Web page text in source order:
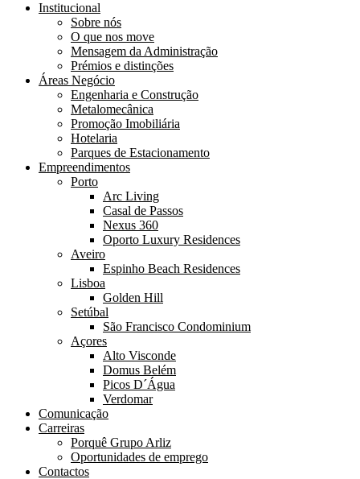
Institucional
Sobre nós
O que nos move
Mensagem da Administração
Prémios e distinções
Áreas Negócio
Engenharia e Construção
Metalomecânica
Promoção Imobiliária
Hotelaria
Parques de Estacionamento
Empreendimentos
Porto
Arc Living
Casal de Passos
Nexus 360
Oporto Luxury Residences
Aveiro
Espinho Beach Residences
Lisboa
Golden Hill
Setúbal
São Francisco Condominium
Açores
Alto Visconde
Domus Belém
Picos D´Água
Verdomar
Comunicação
Carreiras
Porquê Grupo Arliz
Oportunidades de emprego
Contactos